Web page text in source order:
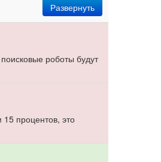
Развернуть
роботы будут
процентов, это